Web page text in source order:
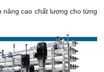
cao chất lượng cho từng